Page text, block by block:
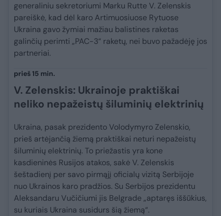
generaliniu sekretoriumi Marku Rutte V. Zelenskis
pareiškė, kad dėl karo Artimuosiuose Rytuose
Ukraina gavo žymiai mažiau balistines raketas
galinčių perimti „PAC-3“ raketų, nei buvo pažadėję jos
partneriai.
prieš 15 min.
V. Zelenskis: Ukrainoje praktiškai
neliko nepažeistų šiluminių elektrinių
Ukraina, pasak prezidento Volodymyro Zelenskio,
prieš artėjančią žiemą praktiškai neturi nepažeistų
šiluminių elektrinių. To priežastis yra kone
kasdieninės Rusijos atakos, sakė V. Zelenskis
šeštadienį per savo pirmąjį oficialų vizitą Serbijoje
nuo Ukrainos karo pradžios. Su Serbijos prezidentu
Aleksandaru Vučičiumi jis Belgrade „aptaręs iššūkius,
su kuriais Ukraina susidurs šią žiemą“.